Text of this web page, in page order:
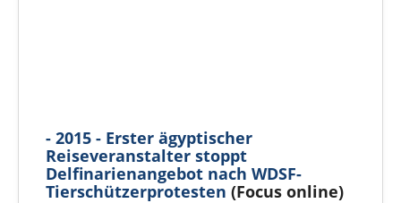
- 2015 - Erster ägyptischer
Reiseveranstalter stoppt
Delfinarienangebot nach WDSF-
Tierschützerprotesten (Focus online)